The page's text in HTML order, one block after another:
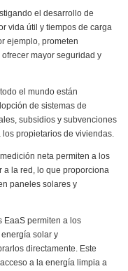
el desarrollo de
vida útil y tiempos de carga
ejemplo, prometen
mayor seguridad y
el mundo están
de sistemas de
subsidios y subvenciones
propietarios de viviendas.
neta permiten a los
a la red, lo que proporciona
paneles solares y
EaaS permiten a los
solar y
directamente. Este
a la energía limpia a